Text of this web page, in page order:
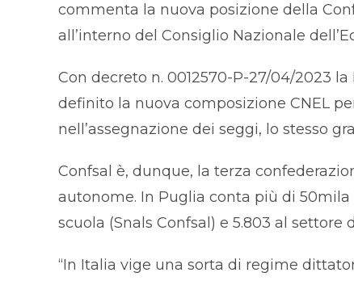
commenta la nuova posizione della
all’interno del Consiglio Nazionale
Con decreto n. 0012570-P-27/04/2023
definito la nuova composizione CNEL
nell’assegnazione dei seggi, lo stesso
Confsal è, dunque, la terza
autonome. In Puglia conta più di
scuola (Snals Confsal) e 5.803 al
“In Italia vige una sorta di regime